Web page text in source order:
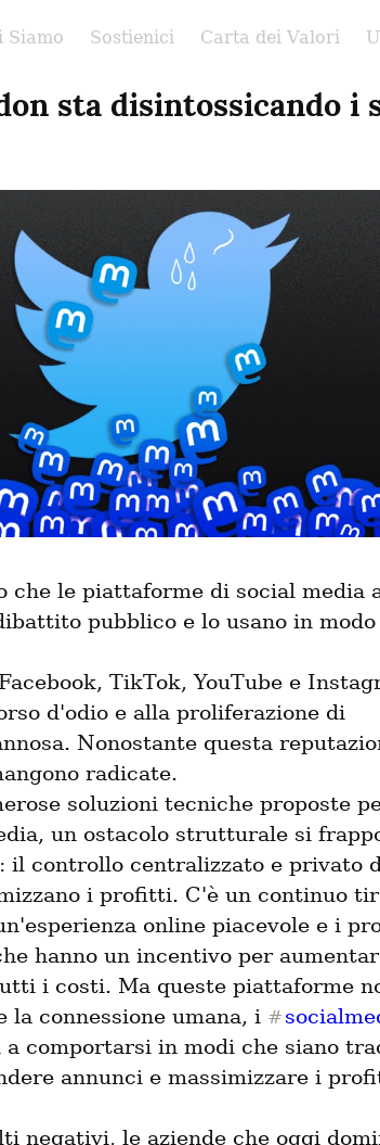
Siamo Sostienici Carta dei Valori
sta disintossicando i
che le piattaforme di social media
pubblico e lo usano in modo
TikTok, YouTube e
d'odio e alla proliferazione di
Nonostante questa
radicate.
soluzioni tecniche proposte
un ostacolo strutturale si
il controllo centralizzato e privato
i profitti. C'è un continuo
online piacevole e i
hanno un incentivo per
i costi. Ma queste piattaforme
connessione umana, i #
comportarsi in modi che siano
annunci e massimizzare i